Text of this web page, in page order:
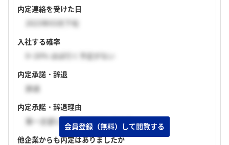
内定連絡を受けた日
2023年03月下旬
入社する確率
0~20% ほぼ行く予定がない
内定承諾・辞退
辞退
内定承諾・辞退理由
第一志望に内定をいただいたから。
他企業からも内定はありましたか
会員登録（無料）して閲覧する